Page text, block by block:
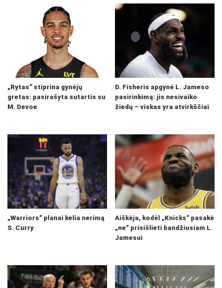
„Rytas“ stiprina gynėjų
gretas: pasirašyta sutartis su
M. Devoe
D. Fisheris apgynė L. Jameso
pasirinkimą: jis nesivaiko
žiedų – viskas yra atvirkščiai
„Warriors“ planai kelia nerimą
S. Curry
Aiškėja, kodėl „Knicks“ pasakė
„ne“ prisišlieti bandžiusiam L.
Jamesui